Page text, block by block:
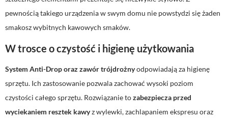
pewnością takiego urządzenia w swym domu nie powstydzi się żaden
smakosz wybitnych kawowych smaków.
W trosce o czystość i higienę użytkowania
System Anti-Drop oraz zawór trójdrożnyodpowiadają za higienę
sprzętu. Ich zastosowanie pozwala zachować wysoki poziom
czystości całego sprzętu. Rozwiązanie tozabezpiecza przed
wyciekaniem resztek kawyz wylewki, zachlapaniem ekspresu oraz